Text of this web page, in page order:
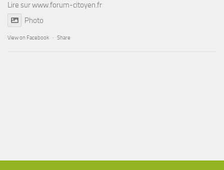
Lire surwww.forum-citoyen.fr
Photo
View on Facebook · Share